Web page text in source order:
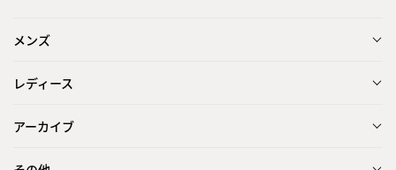
メンズ
レディース
アーカイブ